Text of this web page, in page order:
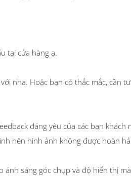
tại cửa hàng ạ.
nha. Hoặc bạn có thắc mắc, cần
đáng yêu của các bạn
nên hình ảnh không được hoàn
sáng góc chụp và độ hiển thị